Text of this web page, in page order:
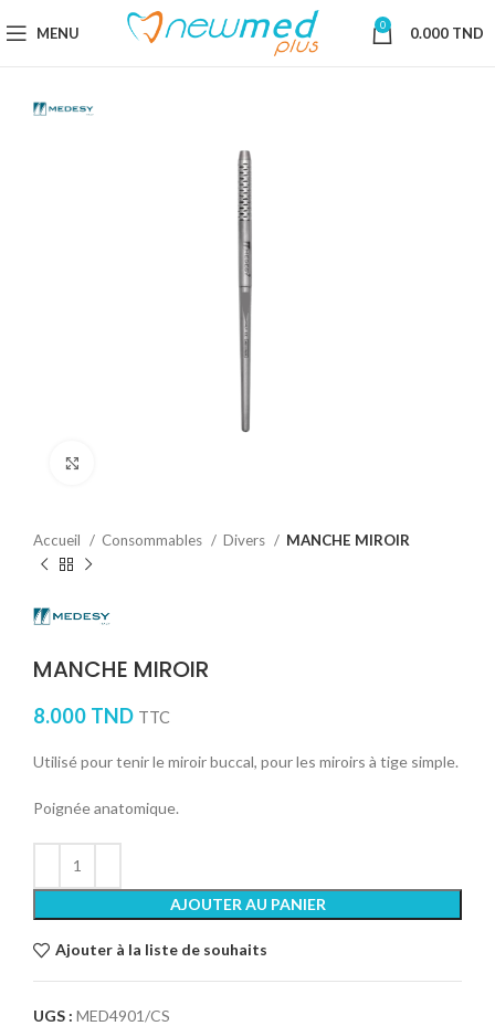
MENU 0 0.000 TND
Accueil Consommables Divers MANCHE MIROIR
MANCHE MIROIR
8.000 TND TTC
Utilisé pour tenir le miroir buccal, pour les miroirs à tige simple.
Poignée anatomique.
AJOUTER AU PANIER
Ajouter à la liste de souhaits
UGS : MED4901/CS